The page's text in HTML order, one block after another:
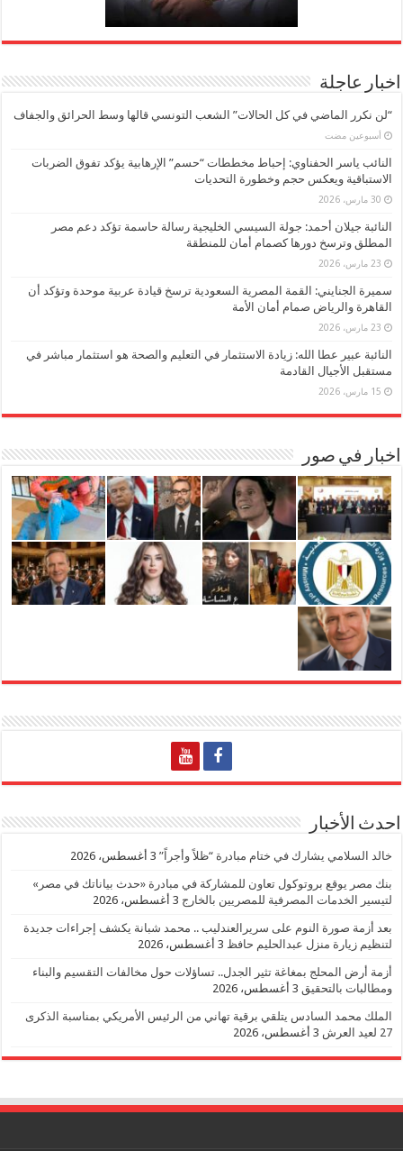
اخبار عاجلة
“لن نكرر الماضي في كل الحالات” الشعب التونسي قالها وسط الحرائق والجفاف
‏أسبوعين مضت
النائب ياسر الحفناوي: إحباط مخططات “حسم” الإرهابية يؤكد تفوق الضربات
الاستباقية ويعكس حجم وخطورة التحديات
30 مارس، 2026
النائبة جيلان أحمد: جولة السيسي الخليجية رسالة حاسمة تؤكد دعم مصر
المطلق وترسخ دورها كصمام أمان للمنطقة
23 مارس، 2026
سميرة الجنايني: القمة المصرية السعودية ترسخ قيادة عربية موحدة وتؤكد أن
القاهرة والرياض صمام أمان الأمة
23 مارس، 2026
النائبة عبير عطا الله: زيادة الاستثمار في التعليم والصحة هو استثمار مباشر في
مستقبل الأجيال القادمة
15 مارس، 2026
اخبار في صور
احدث الأخبار
خالد السلامي يشارك في ختام مبادرة “ظلاً وأجراً” 3 أغسطس، 2026
بنك مصر يوقع بروتوكول تعاون للمشاركة في مبادرة «حدث بياناتك في مصر»
لتيسير الخدمات المصرفية للمصريين بالخارج 3 أغسطس، 2026
بعد أزمة صورة النوم على سريرالعندليب .. محمد شبانة يكشف إجراءات جديدة
لتنظيم زيارة منزل عبدالحليم حافظ 3 أغسطس، 2026
أزمة أرض المحلج بمغاغة تثير الجدل.. تساؤلات حول مخالفات التقسيم والبناء
ومطالبات بالتحقيق 3 أغسطس، 2026
الملك محمد السادس يتلقي برقية تهاني من الرئيس الأمريكي بمناسبة الذكرى
27 لعيد العرش
3 أغسطس، 2026